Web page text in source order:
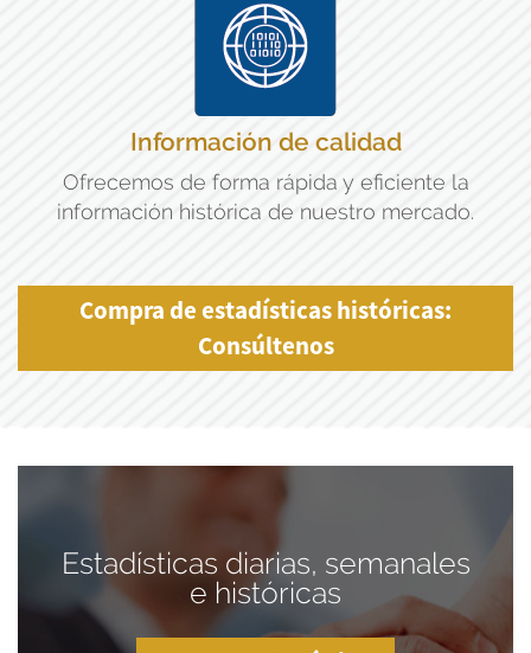
Información de calidad
Ofrecemos de forma rápida y eficiente la
información histórica de nuestro mercado.
Compra de estadísticas históricas:
Consúltenos
Estadísticas diarias, semanales
e históricas